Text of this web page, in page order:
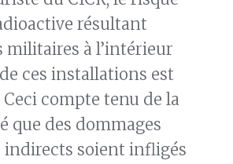
résultant
militaires à l’intérieur
ces installations est
Ceci compte tenu de la
que des dommages
indirects soient infligés